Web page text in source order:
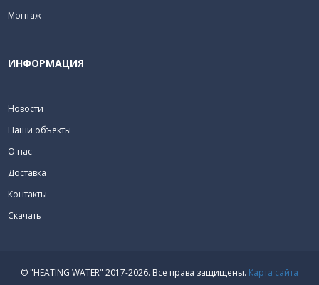
Монтаж
ИНФОРМАЦИЯ
Новости
Наши объекты
О нас
Доставка
Контакты
Скачать
© "HEATING WATER" 2017-2026. Все права защищены. Карта сайта